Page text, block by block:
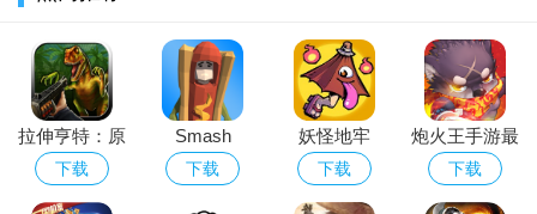
拉伸亨特：原
始的猎物
下载
Smash
Test(粉碎试验
下载
妖怪地牢
Yokai
Dungeon
下载
炮火王手游最
新安卓破解版
下载